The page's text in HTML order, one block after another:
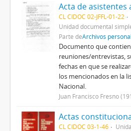
CL CIDOC 02-JFFL-01-22
Unidad documental
Parte deArchivos
Documento que
reuniones/entrevistas,
fechas en que se
los mencionados en la
Nacional.
Juan Francisco Fresno
CL CIDOC 03-1-46